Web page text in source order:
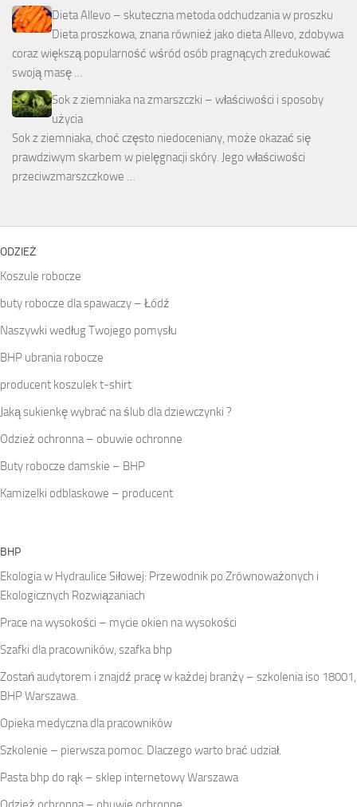
Dieta Allevo – skuteczna metoda odchudzania w proszku
Dieta proszkowa, znana również jako dieta Allevo, zdobywa
coraz większą popularność wśród osób pragnących zredukować
swoją masę …
Sok z ziemniaka na zmarszczki – właściwości i sposoby
użycia
Sok z ziemniaka, choć często niedoceniany, może okazać się
prawdziwym skarbem w pielęgnacji skóry. Jego właściwości
przeciwzmarszczkowe …
ODZIEŻ
Koszule robocze
buty robocze dla spawaczy – Łódź
Naszywki według Twojego pomysłu
BHP ubrania robocze
producent koszulek t-shirt
Jaką sukienkę wybrać na ślub dla dziewczynki ?
Odzież ochronna – obuwie ochronne
Buty robocze damskie – BHP
Kamizelki odblaskowe – producent
BHP
Ekologia w Hydraulice Siłowej: Przewodnik po Zrównoważonych i
Ekologicznych Rozwiązaniach
Prace na wysokości – mycie okien na wysokości
Szafki dla pracowników, szafka bhp
Zostań audytorem i znajdź pracę w każdej branży – szkolenia iso 18001,
BHP Warszawa.
Opieka medyczna dla pracowników
Szkolenie – pierwsza pomoc. Dlaczego warto brać udział.
Pasta bhp do rąk – sklep internetowy Warszawa